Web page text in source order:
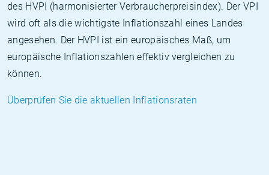
des HVPI (harmonisierter Verbraucherpreisindex). Der VPI
wird oft als die wichtigste Inflationszahl eines Landes
angesehen. Der HVPI ist ein europäisches Maß, um
europäische Inflationszahlen effektiv vergleichen zu
können.
Überprüfen Sie die aktuellen Inflationsraten